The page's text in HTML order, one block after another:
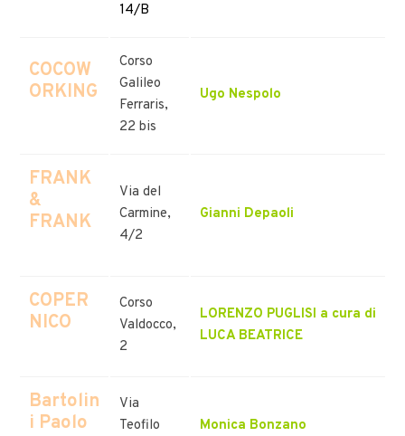
14/B
COCOW
ORKING
Corso
Galileo
Ferraris,
22 bis
Ugo Nespolo
FRANK
&
FRANK
Via del
Carmine,
4/2
Gianni Depaoli
COPER
NICO
Corso
Valdocco,
2
LORENZO PUGLISI a cura di
LUCA BEATRICE
Bartolin
i Paolo
Via
Teofilo
Monica Bonzano